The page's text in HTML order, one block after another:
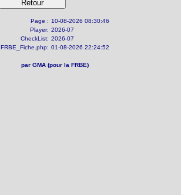
Page : 10-08-2026 08:30:46
Player: 2026-07
CheckList: 2026-07
FRBE_Fiche.php: 01-08-2026 22:24:52
par GMA (pour la FRBE)